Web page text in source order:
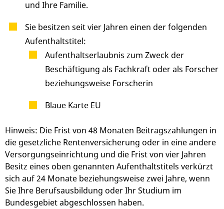
und Ihre Familie.
Sie besitzen seit vier Jahren einen der folgenden
Aufenthaltstitel:
Aufenthaltserlaubnis zum Zweck der
Beschäftigung als Fachkraft oder als Forscher
beziehungsweise Forscherin
Blaue Karte EU
Hinweis: Die Frist von 48 Monaten Beitragszahlungen in
die gesetzliche Rentenversicherung oder in eine andere
Versorgungseinrichtung und die Frist von vier Jahren
Besitz eines oben genannten Aufenthaltstitels verkürzt
sich auf 24 Monate beziehungsweise zwei Jahre, wenn
Sie Ihre Berufsausbildung oder Ihr Studium im
Bundesgebiet abgeschlossen haben.